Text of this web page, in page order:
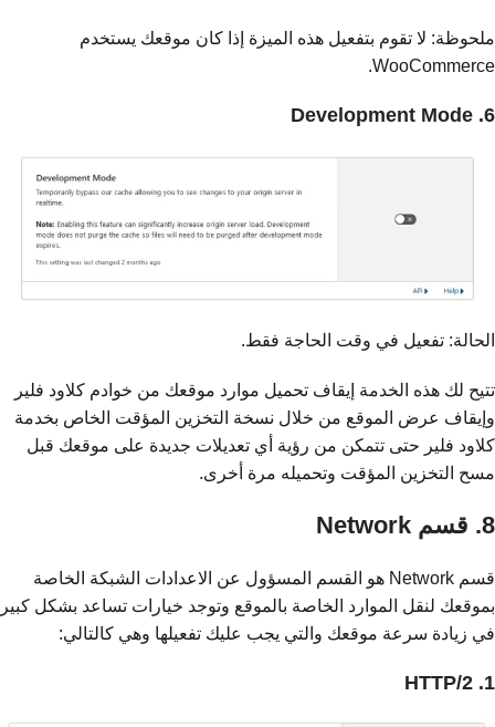
ملحوظة: لا تقوم بتفعيل هذه الميزة إذا كان موقعك يستخدم
WooCommerce.
6. Development Mode
الحالة: تفعيل في وقت الحاجة فقط.
تتيح لك هذه الخدمة إيقاف تحميل موارد موقعك من خوادم كلاود فلير
وإيقاف عرض الموقع من خلال نسخة التخزين المؤقت الخاص بخدمة
كلاود فلير حتى تتمكن من رؤية أي تعديلات جديدة على موقعك قبل
مسح التخزين المؤقت وتحميله مرة أخرى.
8. قسم Network
قسم Network هو القسم المسؤول عن الاعدادات الشبكة الخاصة
بموقعك لنقل الموارد الخاصة بالموقع وتوجد خيارات تساعد بشكل كبير
في زيادة سرعة موقعك والتي يجب عليك تفعيلها وهي كالتالي:
1. HTTP/2